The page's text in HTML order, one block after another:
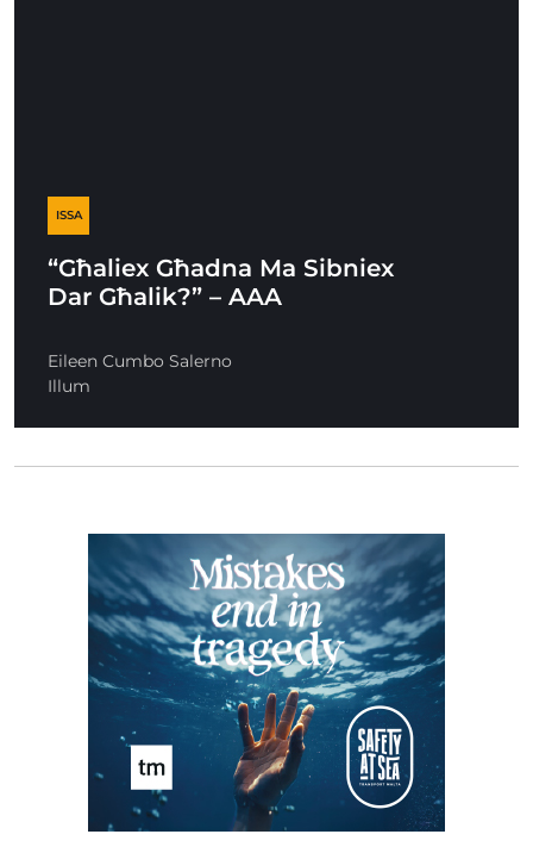
ISSA
“Għaliex Għadna Ma Sibniex
Dar Għalik?” – AAA
Eileen Cumbo Salerno
Illum